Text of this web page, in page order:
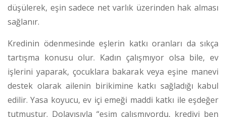
düşülerek, eşin sadece net varlık üzerinden hak alması
sağlanır.
Kredinin ödenmesinde eşlerin katkı oranları da sıkça
tartışma konusu olur. Kadın çalışmıyor olsa bile, ev
işlerini yaparak, çocuklara bakarak veya eşine manevi
destek olarak ailenin birikimine katkı sağladığı kabul
edilir. Yasa koyucu, ev içi emeği maddi katkı ile eşdeğer
tutmuştur. Dolayısıyla “eşim çalışmıyordu, krediyi ben